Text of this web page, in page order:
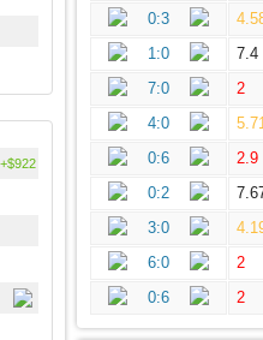
+$922
0:3
1:0
7.4
7:0
2
4:0
0:6
2.9
0:2
3:0
6:0
2
0:6
2